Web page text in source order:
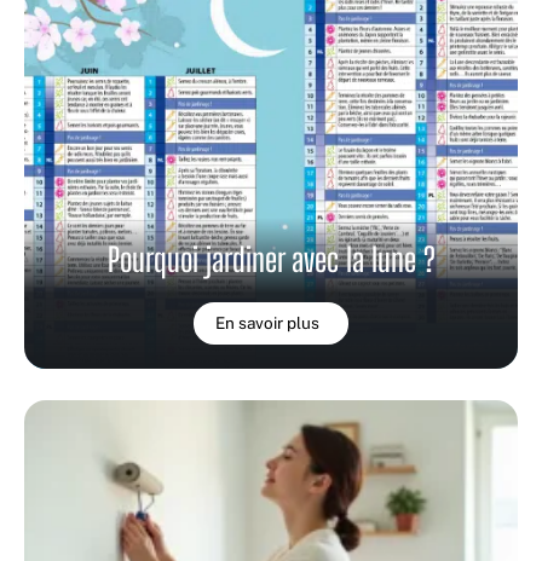
Pourquoi jardiner avec la lune ?
En savoir plus